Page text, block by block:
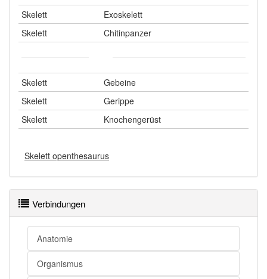
Skelett
Exoskelett
Skelett
Chitinpanzer
Skelett
Gebeine
Skelett
Gerippe
Skelett
Knochengerüst
Skelett openthesaurus
Verbindungen
Anatomie
Organismus